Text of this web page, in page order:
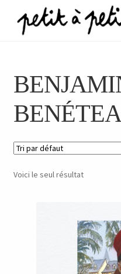
Aller
à
Aller
au
Voici le seul résultat